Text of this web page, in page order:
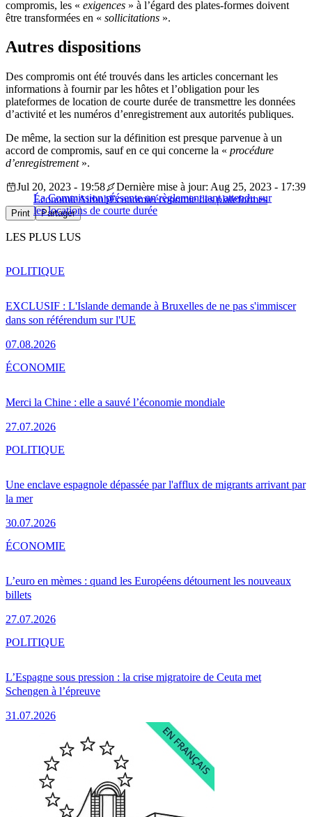
compromis, les « exigences » à l’égard des plates-formes doivent
être transformées en « sollicitations ».
Autres dispositions
Des compromis ont été trouvés dans les articles concernant les
informations à fournir par les hôtes et l’obligation pour les
plateformes de location de courte durée de transmettre les données
d’activité et les numéros d’enregistrement aux autorités publiques.
De même, la section sur la définition est presque parvenue à un
accord de compromis, sauf en ce qui concerne la « procédure
d’enregistrement ».
La Commission présente un règlement tant attendu sur
les locations de courte durée
Jul 20, 2023 - 19:58
Dernière mise à jour: Aug 25, 2023 - 17:39
ÉconomieAirbnbÉconomieéconomie des plateformes
Print Partager
LES PLUS LUS
EXCLUSIF : L'Islande demande à Bruxelles de ne pas s'immiscer
dans son référendum sur l'UE
07.08.2026
POLITIQUE
Merci la Chine : elle a sauvé l’économie mondiale
27.07.2026
ÉCONOMIE
Une enclave espagnole dépassée par l'afflux de migrants arrivant par
la mer
30.07.2026
POLITIQUE
L’euro en mèmes : quand les Européens détournent les nouveaux
billets
27.07.2026
ÉCONOMIE
L’Espagne sous pression : la crise migratoire de Ceuta met
Schengen à l’épreuve
31.07.2026
POLITIQUE